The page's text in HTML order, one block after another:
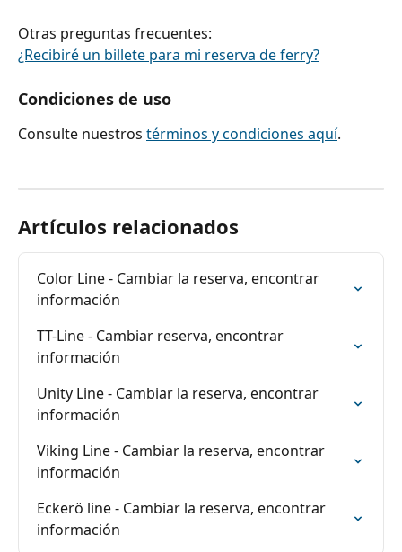
Otras preguntas frecuentes:
¿Recibiré un billete para mi reserva de ferry?
Condiciones de uso
Consulte nuestros términos y condiciones aquí.
Artículos relacionados
Color Line - Cambiar la reserva, encontrar
información
TT-Line - Cambiar reserva, encontrar
información
Unity Line - Cambiar la reserva, encontrar
información
Viking Line - Cambiar la reserva, encontrar
información
Eckerö line - Cambiar la reserva, encontrar
información